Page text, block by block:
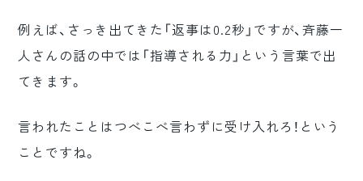
例えば、さっき出てきた「返事は0.2秒」ですが、斉藤一
人さんの話の中では「指導される力」という言葉で出
てきます。
言われたことはつべこべ言わずに受け入れろ！という
ことですね。